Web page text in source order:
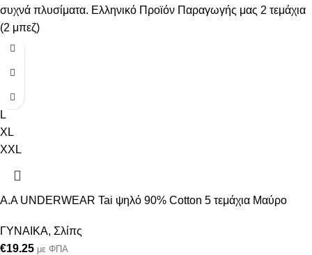
συχνά πλυσίματα. Ελληνικό Προϊόν Παραγωγής μας 2 τεμάχια
(2 μπεζ)
L
XL
XXL
A.A UNDERWEAR Tai ψηλό 90% Cotton 5 τεμάχια Μαύρο
ΓΥΝΑΙΚΑ, Σλίπς
€19.25 με ΦΠΑ